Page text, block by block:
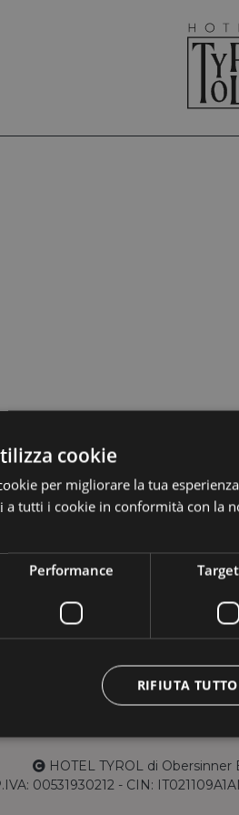
Dentro 3b, 39030 Casies, Val
info@hoteltyrol.net
HOTEL TYROL di Obersinner
00531930212 - CIN:
cookie
per migliorare la tua
a tutti i cookie in conformità con la
Performance
RIFIUTA TUTTO
necessari Performance